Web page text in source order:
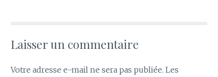
Laisser un commentaire
Votre adresse e-mail ne sera pas publiée. Les